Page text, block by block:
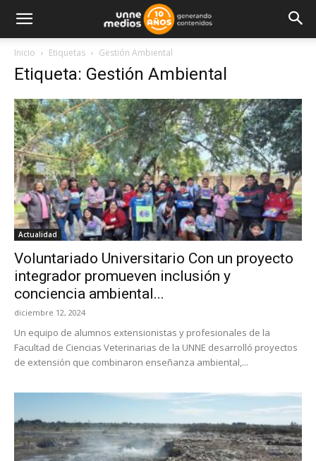
Inicio Etiquetas Gestión Ambiental
Etiqueta: Gestión Ambiental
Actualidad
Voluntariado Universitario Con un proyecto
integrador promueven inclusión y
conciencia ambiental...
diciembre 12, 2024
Un equipo de alumnos extensionistas y profesionales de la
Facultad de Ciencias Veterinarias de la UNNE desarrolló proyectos
de extensión que combinaron enseñanza ambiental,...